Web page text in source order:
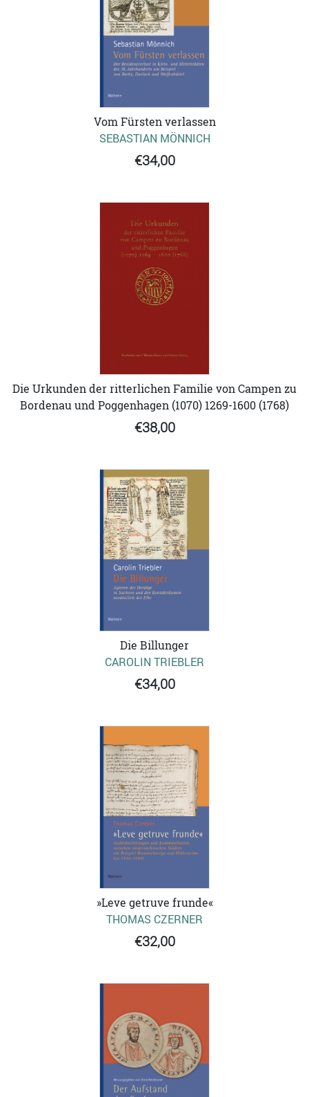
Vom Fürsten verlassen
SEBASTIAN MÖNNICH
€34,00
Die Urkunden der ritterlichen Familie von Campen zu
Bordenau und Poggenhagen (1070) 1269-1600 (1768)
€38,00
Die Billunger
CAROLIN TRIEBLER
€34,00
»Leve getruve frunde«
THOMAS CZERNER
€32,00